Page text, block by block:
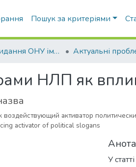
Пошук за критеріями
Наукові видання ОНУ імені І. І. Мечникова
НЛП як
активатор
activator of political slogans
У